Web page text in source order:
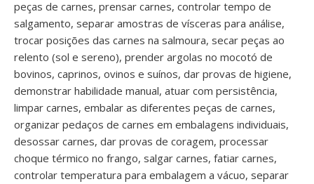
peças de carnes, prensar carnes, controlar tempo de
salgamento, separar amostras de vísceras para análise,
trocar posições das carnes na salmoura, secar peças ao
relento (sol e sereno), prender argolas no mocotó de
bovinos, caprinos, ovinos e suínos, dar provas de higiene,
demonstrar habilidade manual, atuar com persistência,
limpar carnes, embalar as diferentes peças de carnes,
organizar pedaços de carnes em embalagens individuais,
desossar carnes, dar provas de coragem, processar
choque térmico no frango, salgar carnes, fatiar carnes,
controlar temperatura para embalagem a vácuo, separar